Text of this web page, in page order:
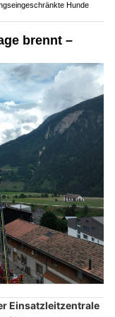
Hunde
brennt –
Einsatzleitzentrale